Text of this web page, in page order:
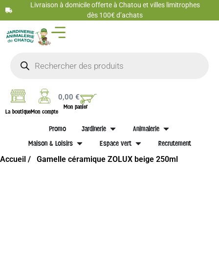
Livraison à domicile offerte à Chatou et villes limitrophes
dès 100€ d’achats
La boutiqueMon compte
0,00€
Mon panier
Promo Jardinerie
Animalerie
Maison & Loisirs
Espace vert Recrutement
Accueil / Gamelle céramique ZOLUX beige 250ml